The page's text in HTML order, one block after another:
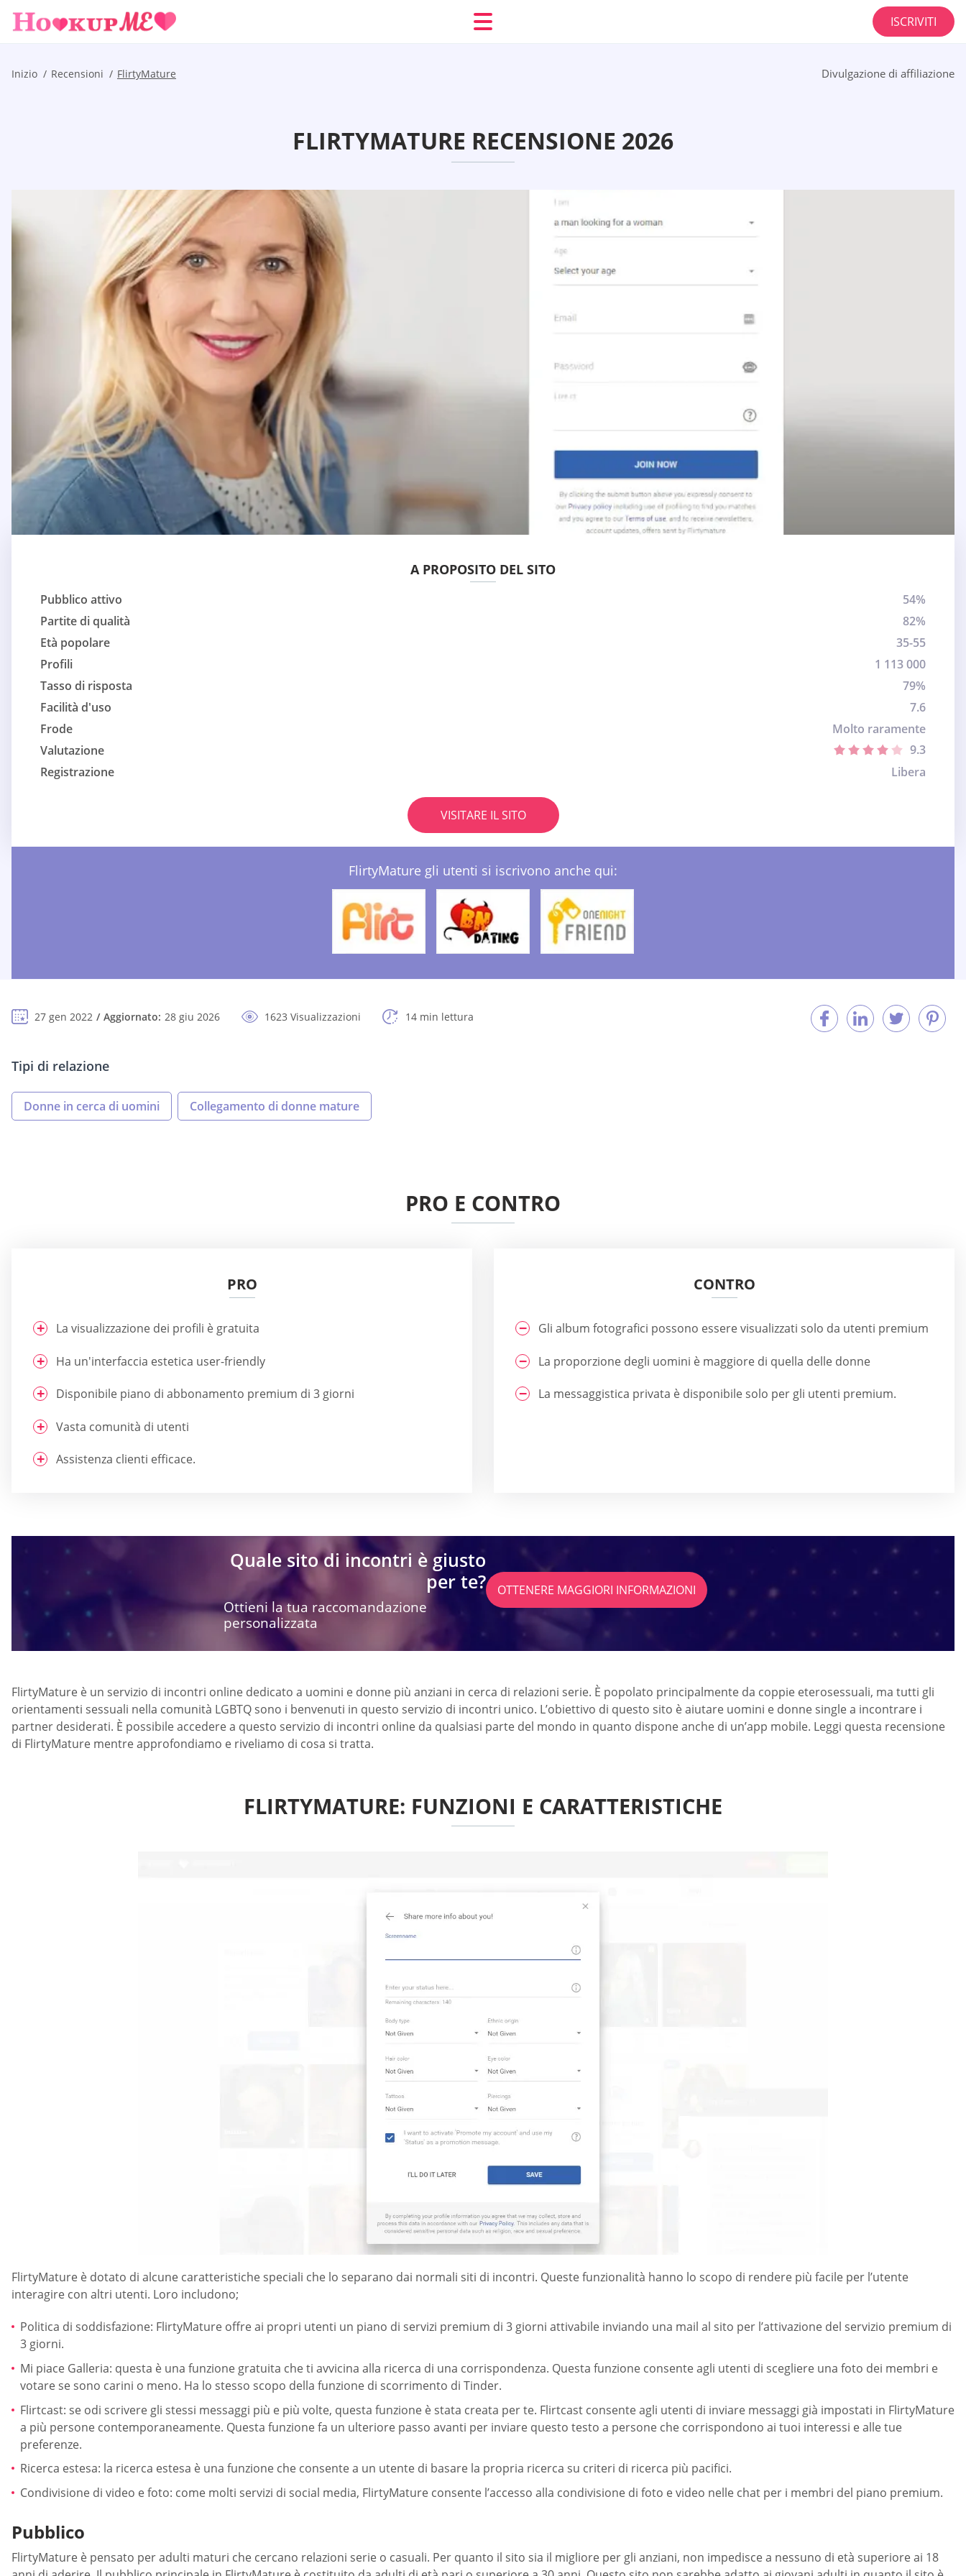
ISCRIVITI
Inizio Recensioni FlirtyMature Divulgazione di affiliazione
FLIRTYMATURE RECENSIONE 2026
A PROPOSITO DEL SITO
Pubblico attivo
54%
Partite di qualità
82%
Età popolare
35-55
Profili
1 113 000
Tasso di risposta
79%
Facilità d'uso
7.6
Frode
Molto raramente
Valutazione
9.3
Registrazione
Libera
VISITARE IL SITO
FlirtyMature gli utenti si iscrivono anche qui:
27 gen 2022 Aggiornato: 28 giu 2026 1623 Visualizzazioni 14 min lettura
Tipi di relazione
Donne in cerca di uomini Collegamento di donne mature
PRO E CONTRO
PRO
La visualizzazione dei profili è gratuita
Ha un'interfaccia estetica user-friendly
Disponibile piano di abbonamento premium di 3 giorni
Vasta comunità di utenti
Assistenza clienti efficace.
CONTRO
Gli album fotografici possono essere visualizzati solo da utenti premium
La proporzione degli uomini è maggiore di quella delle donne
La messaggistica privata è disponibile solo per gli utenti premium.
Quale sito di incontri è giusto
per te?
Ottieni la tua raccomandazione
personalizzata
OTTENERE MAGGIORI INFORMAZIONI
FlirtyMature è un servizio di incontri online dedicato a uomini e donne più anziani in cerca di relazioni serie. È popolato principalmente da coppie eterosessuali, ma tutti gli
orientamenti sessuali nella comunità LGBTQ sono i benvenuti in questo servizio di incontri unico. L’obiettivo di questo sito è aiutare uomini e donne single a incontrare i
partner desiderati. È possibile accedere a questo servizio di incontri online da qualsiasi parte del mondo in quanto dispone anche di un’app mobile. Leggi questa recensione
di FlirtyMature mentre approfondiamo e riveliamo di cosa si tratta.
FLIRTYMATURE: FUNZIONI E CARATTERISTICHE
FlirtyMature è dotato di alcune caratteristiche speciali che lo separano dai normali siti di incontri. Queste funzionalità hanno lo scopo di rendere più facile per l’utente
interagire con altri utenti. Loro includono;
Politica di soddisfazione: FlirtyMature offre ai propri utenti un piano di servizi premium di 3 giorni attivabile inviando una mail al sito per l’attivazione del servizio premium di
3 giorni.
Mi piace Galleria: questa è una funzione gratuita che ti avvicina alla ricerca di una corrispondenza. Questa funzione consente agli utenti di scegliere una foto dei membri e
votare se sono carini o meno. Ha lo stesso scopo della funzione di scorrimento di Tinder.
Flirtcast: se odi scrivere gli stessi messaggi più e più volte, questa funzione è stata creata per te. Flirtcast consente agli utenti di inviare messaggi già impostati in FlirtyMature
a più persone contemporaneamente. Questa funzione fa un ulteriore passo avanti per inviare questo testo a persone che corrispondono ai tuoi interessi e alle tue
preferenze.
Ricerca estesa: la ricerca estesa è una funzione che consente a un utente di basare la propria ricerca su criteri di ricerca più pacifici.
Condivisione di video e foto: come molti servizi di social media, FlirtyMature consente l’accesso alla condivisione di foto e video nelle chat per i membri del piano premium.
Pubblico
FlirtyMature è pensato per adulti maturi che cercano relazioni serie o casuali. Per quanto il sito sia il migliore per gli anziani, non impedisce a nessuno di età superiore ai 18